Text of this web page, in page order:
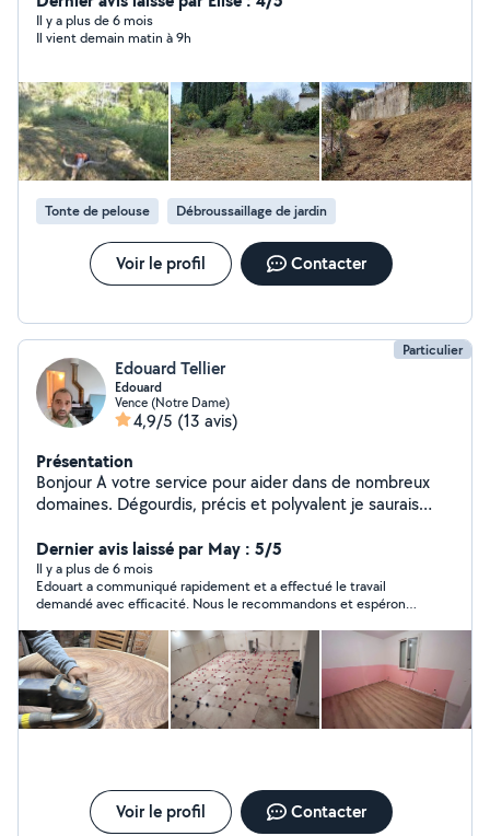
automatique, pose de gazon synthétique ou naturel,
pose de clôtures rigides ou souples , débroussaillage
maçonnerie , nettoyage haute pression Je possède l
agrément SAP service à la personne.
Il y a plus de 6 mois
Il vient demain matin à 9h
Tonte de pelouse Débroussaillage de jardin
Voir le profil Contacter
Particulier
Edouard Tellier
Edouard
Vence (Notre Dame)
4,9/5 (13 avis)
Présentation
Bonjour A votre service pour aider dans de nombreux
domaines. Dégourdis, précis et polyvalent je saurais
Dernier avis laissé par May : 5/5
Il y a plus de 6 mois
Edouart a communiqué rapidement et a effectué le travail
demandé avec efficacité. Nous le recommandons et espérons
Voir le profil Contacter